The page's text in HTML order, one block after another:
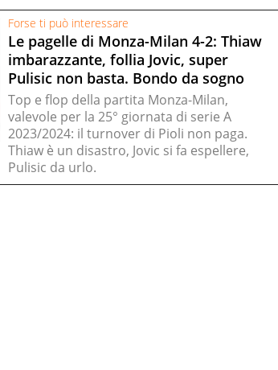
Forse ti può interessare
Le pagelle di Monza-Milan 4-2: Thiaw
imbarazzante, follia Jovic, super
Pulisic non basta. Bondo da sogno
Top e flop della partita Monza-Milan,
valevole per la 25° giornata di serie A
2023/2024: il turnover di Pioli non paga.
Thiaw è un disastro, Jovic si fa espellere,
Pulisic da urlo.